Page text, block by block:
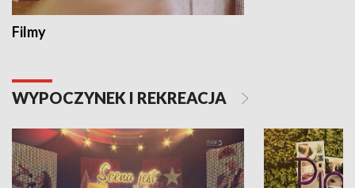
Filmy
WYPOCZYNEK I REKREACJA